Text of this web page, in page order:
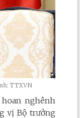
TTXVN
nghênh
vị Bộ trưởng